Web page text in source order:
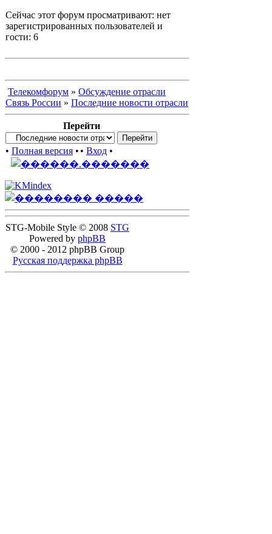
Сейчас этот форум просматривают: нет
зарегистрированных пользователей и
гости: 6
Телекомфорум » Обсуждение отрасли
Связь России » Последние новости отрасли
Перейти
• Полная версия • • Вход •
STG-Mobile Style © 2008 STG
Powered by phpBB
© 2000 - 2012 phpBB Group
Русская поддержка phpBB